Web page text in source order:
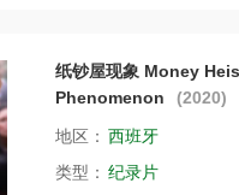
纸钞屋现象 Money
Phenomenon
(2020)
地区： 西班牙
类型： 纪录片